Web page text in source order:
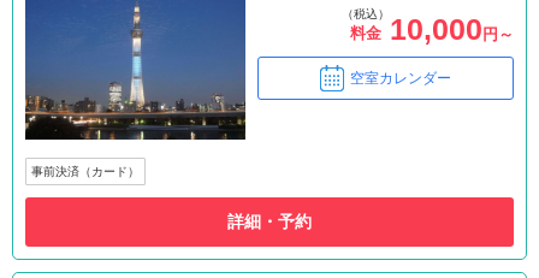
（税込）
料金 10,000 円～
空室カレンダー
事前決済（カード）
詳細・予約